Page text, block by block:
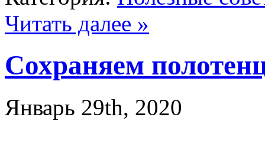
Читать далее »
Сохраняем
Январь 29th, 2020